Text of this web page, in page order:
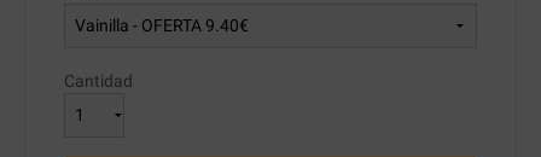
Cantidad